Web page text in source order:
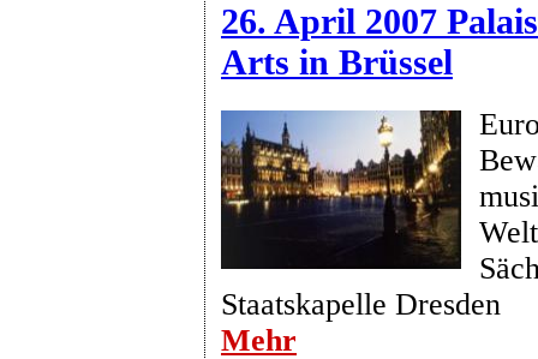
26. April 2007
Arts in Brüssel
Staatskapelle Dresden
Mehr